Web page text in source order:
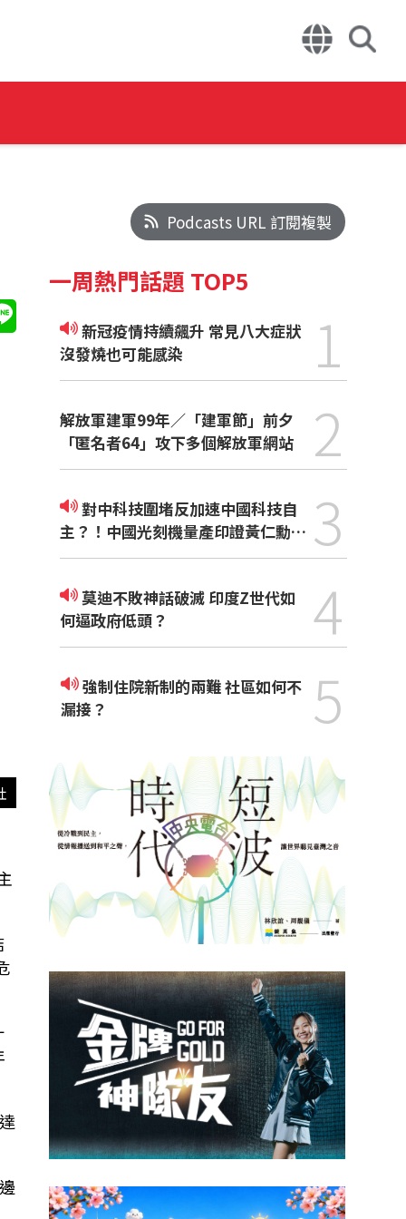
Podcasts URL 訂閱複製
一周熱門話題 TOP5
新冠疫情持續飆升 常見八大症狀
沒發燒也可能感染
1
解放軍建軍99年／「建軍節」前夕
「匿名者64」攻下多個解放軍網站
2
對中科技圍堵反加速中國科技自
主？！中國光刻機量產印證黃仁勳觀
點
3
莫迪不敗神話破滅 印度Z世代如
何逼政府低頭？
4
強制住院新制的兩難 社區如何不
漏接？
5